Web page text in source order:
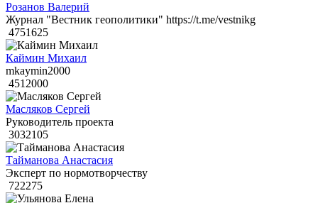
Розанов Валерий
Журнал "Вестник геополитики" https://t.me/vestnikg
4751625
Каймин Михаил
mkaymin2000
4512000
Масляков Сергей
Руководитель проекта
3032105
Тайманова Анастасия
Эксперт по нормотворчеству
722275